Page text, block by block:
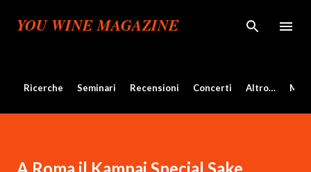
Passa ai contenuti principali
YOU WINE MAGAZINE
Ricerche Seminari Recensioni Concerti Altro…